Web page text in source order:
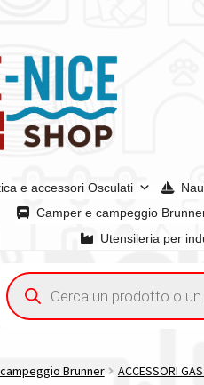
e accessori Osculati
Camper e campeggio
Utensileria per
4% (agevolata)Chi siamo
Spedizioni in italiaTutte le
Ricerca
prodotti
Brunner ACCESSORI